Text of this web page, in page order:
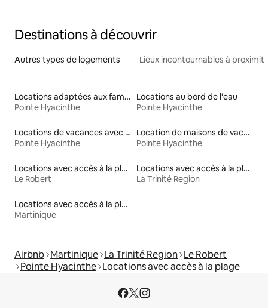
Destinations à découvrir
Autres types de logements Lieux incontournables à
Locations adaptées aux familles
Pointe Hyacinthe
Locations au bord de l'eau
Pointe Hyacinthe
Locations de vacances avec piscine
Pointe Hyacinthe
Location de maisons de vacances
Pointe Hyacinthe
Locations avec accès à la plage
Le Robert
Locations avec accès à la plage
La Trinité Region
Locations avec accès à la plage
Martinique
Airbnb Martinique La Trinité Region Le Robert
Pointe Hyacinthe Locations avec accès à la plage